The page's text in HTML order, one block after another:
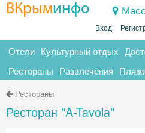
ВКрыминфо
Вход
Отели Культурный отдых
Рестораны Развлечения
Рестораны
Ресторан "A-Tavola"